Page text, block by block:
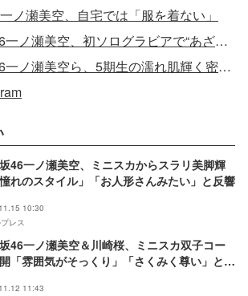
ノ瀬美空、自宅では「服を着ない」
【写真】乃木坂46一ノ瀬美空、初ソログラビアで“あざと可愛さ”全開
【写真】乃木坂46一ノ瀬美空ら、5期生の濡れ肌輝く密着ショット
46一ノ瀬美空、ミニスカからスラリ美脚輝
れのスタイル」「お人形さんみたい」と反響
10:30
レス
46一ノ瀬美空＆川崎桜、ミニスカ双子コー
「雰囲気がそっくり」「さくみく尊い」と反
11:43